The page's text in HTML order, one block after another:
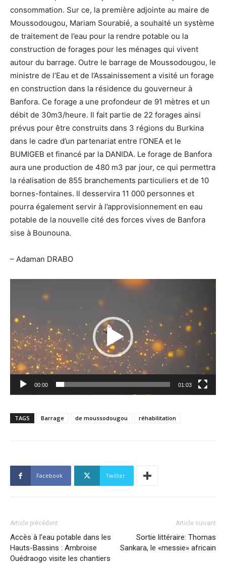
consommation. Sur ce, la première adjointe au maire de
Moussodougou, Mariam Sourabié, a souhaité un système
de traitement de l’eau pour la rendre potable ou la
construction de forages pour les ménages qui vivent
autour du barrage. Outre le barrage de Moussodougou, le
ministre de l’Eau et de l’Assainissement a visité un forage
en construction dans la résidence du gouverneur à
Banfora. Ce forage a une profondeur de 91 mètres et un
débit de 30m3/heure. Il fait partie de 22 forages ainsi
prévus pour être construits dans 3 régions du Burkina
dans le cadre d’un partenariat entre l’ONEA et le
BUMIGEB et financé par la DANIDA. Le forage de Banfora
aura une production de 480 m3 par jour, ce qui permettra
la réalisation de 855 branchements particuliers et de 10
bornes-fontaines. Il desservira 11 000 personnes et
pourra également servir à l’approvisionnement en eau
potable de la nouvelle cité des forces vives de Banfora
sise à Bounouna.
– Adaman DRABO
Lecteur
00:00 01:03
TAGS Barrage de moussodougou réhabilitation
Facebook Twitter
Article précédent
Accès à l’eau potable dans les
Hauts-Bassins : Ambroise
Ouédraogo visite les chantiers
Article suivant
Sortie littéraire: Thomas
Sankara, le «messie» africain